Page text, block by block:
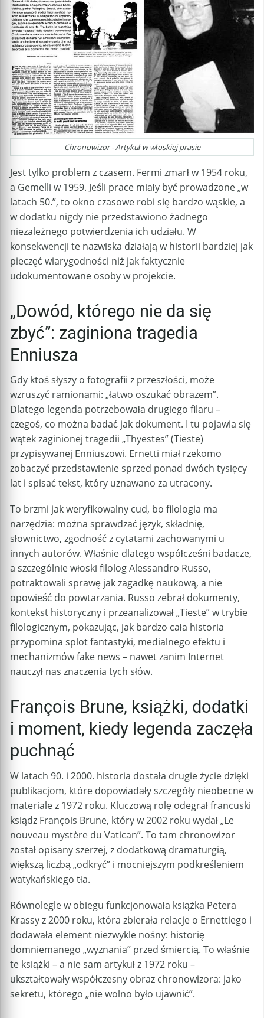
Chronowizor - Artykuł w włoskiej prasie
Jest tylko problem z czasem. Fermi zmarł w 1954 roku,
a Gemelli w 1959. Jeśli prace miały być prowadzone „w
latach 50.”, to okno czasowe robi się bardzo wąskie, a
w dodatku nigdy nie przedstawiono żadnego
niezależnego potwierdzenia ich udziału. W
konsekwencji te nazwiska działają w historii bardziej jak
pieczęć wiarygodności niż jak faktycznie
udokumentowane osoby w projekcie.
„Dowód, którego nie da się
zbyć”: zaginiona tragedia
Enniusza
Gdy ktoś słyszy o fotografii z przeszłości, może
wzruszyć ramionami: „łatwo oszukać obrazem”.
Dlatego legenda potrzebowała drugiego filaru –
czegoś, co można badać jak dokument. I tu pojawia się
wątek zaginionej tragedii „Thyestes” (Tieste)
przypisywanej Enniuszowi. Ernetti miał rzekomo
zobaczyć przedstawienie sprzed ponad dwóch tysięcy
lat i spisać tekst, który uznawano za utracony.
To brzmi jak weryfikowalny cud, bo filologia ma
narzędzia: można sprawdzać język, składnię,
słownictwo, zgodność z cytatami zachowanymi u
innych autorów. Właśnie dlatego współcześni badacze,
a szczególnie włoski filolog Alessandro Russo,
potraktowali sprawę jak zagadkę naukową, a nie
opowieść do powtarzania. Russo zebrał dokumenty,
kontekst historyczny i przeanalizował „Tieste” w trybie
filologicznym, pokazując, jak bardzo cała historia
przypomina splot fantastyki, medialnego efektu i
mechanizmów fake news – nawet zanim Internet
nauczył nas znaczenia tych słów.
François Brune, książki, dodatki
i moment, kiedy legenda zaczęła
puchnąć
W latach 90. i 2000. historia dostała drugie życie dzięki
publikacjom, które dopowiadały szczegóły nieobecne w
materiale z 1972 roku. Kluczową rolę odegrał francuski
ksiądz François Brune, który w 2002 roku wydał „Le
nouveau mystère du Vatican”. To tam chronowizor
został opisany szerzej, z dodatkową dramaturgią,
większą liczbą „odkryć” i mocniejszym podkreśleniem
watykańskiego tła.
Równolegle w obiegu funkcjonowała książka Petera
Krassy z 2000 roku, która zbierała relacje o Ernettiego i
dodawała element niezwykle nośny: historię
domniemanego „wyznania” przed śmiercią. To właśnie
te książki – a nie sam artykuł z 1972 roku –
ukształtowały współczesny obraz chronowizora: jako
sekretu, którego „nie wolno było ujawnić”.